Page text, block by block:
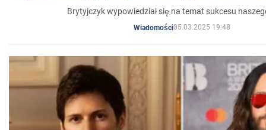
Brytyjczyk wypowiedział się na temat sukcesu
Wiadomości05.03.2025 19:48